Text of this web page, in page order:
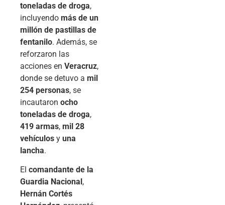
toneladas de droga,
incluyendo más de un
millón de pastillas de
fentanilo. Además, se
reforzaron las
acciones en Veracruz,
donde se detuvo a mil
254 personas, se
incautaron ocho
toneladas de droga,
419 armas, mil 28
vehículos y una
lancha.
El comandante de la
Guardia Nacional,
Hernán Cortés